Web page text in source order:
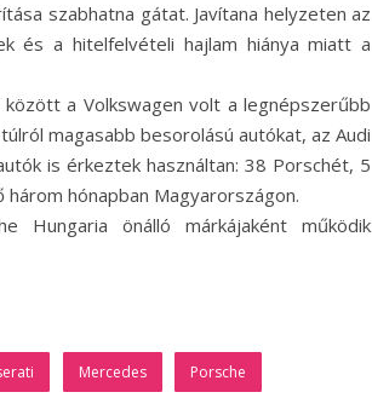
szabhatna gátat. Javítana helyzeten az
és a hitelfelvételi hajlam hiánya miatt a
a Volkswagen volt a legnépszerűbb
magasabb besorolású autókat, az Audi
is érkeztek használtan: 38 Porschét, 5
hónapban Magyarországon.
Hungaria önálló márkájaként működik
Mercedes
Porsche